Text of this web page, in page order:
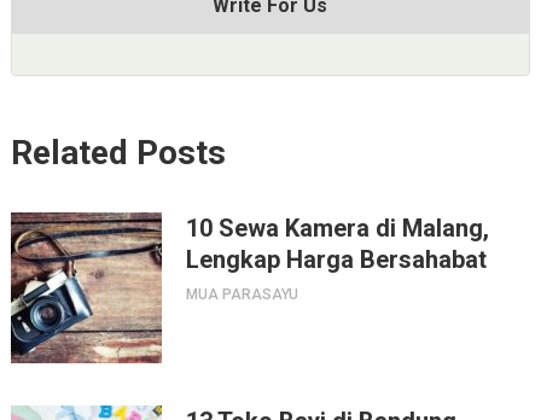
Write For Us
Related Posts
10 Sewa Kamera di Malang,
Lengkap Harga Bersahabat
MUA PARASAYU